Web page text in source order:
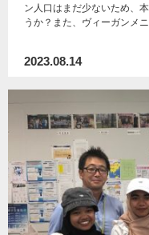
ン人口はまだ少ないため、
うか？また、ヴィーガンメ
2023.08.14